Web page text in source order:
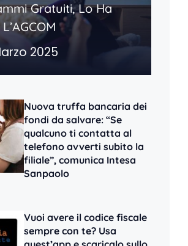
Gratuiti, Lo Ha
2025
Nuova truffa bancaria dei
fondi da salvare: “Se
qualcuno ti contatta al
telefono avverti subito la
filiale”, comunica Intesa
Sanpaolo
Vuoi avere il codice fiscale
sempre con te? Usa